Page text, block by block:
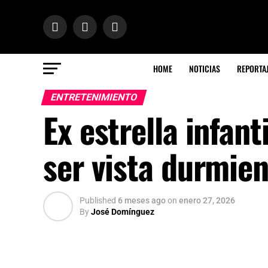
HOME NOTICIAS
ENTRETENIMIENTO
Ex estrella
ser vista
Published 6 meses agoon enero 27, 2026
ByJosé Domínguez